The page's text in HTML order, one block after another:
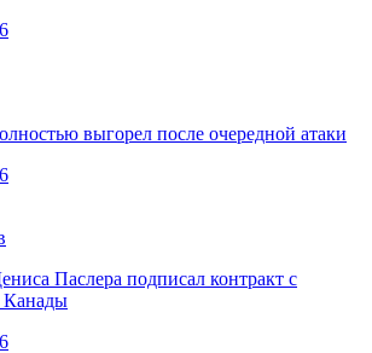
выгорел после очередной атаки
Паслера подписал контракт с
Канады